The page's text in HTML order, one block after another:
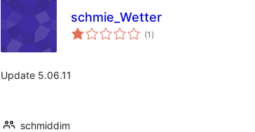
schmie_Wetter
(1 कुल
दर)
Update 5.06.11
schmiddim